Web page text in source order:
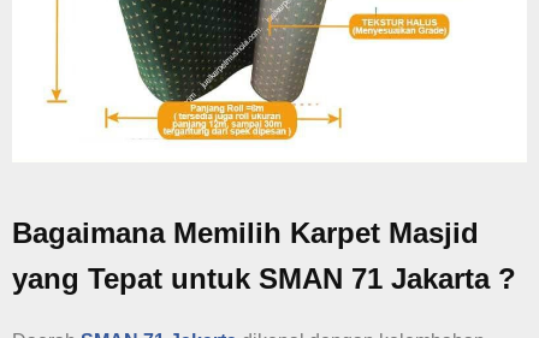
Bagaimana Memilih Karpet Masjid
yang Tepat untuk SMAN 71 Jakarta ?